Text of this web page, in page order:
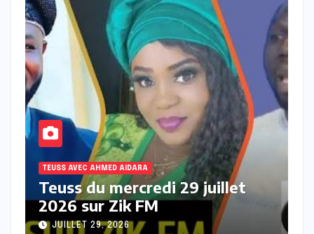
juillet
TEUSS AVEC AHMED AIDARA
Teuss du mardi 28 Juillet
sur Zik FM
JUILLET 28, 2026